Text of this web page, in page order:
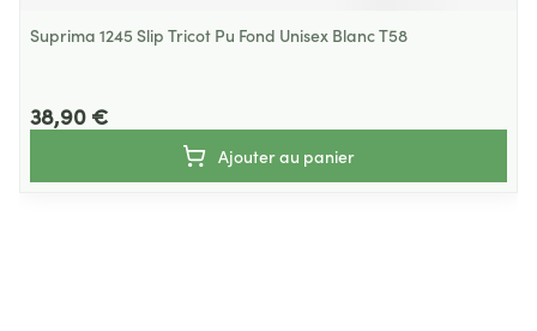
Suprima 1245 Slip Tricot Pu Fond Unisex Blanc T58
38,90 €
Ajouter au panier